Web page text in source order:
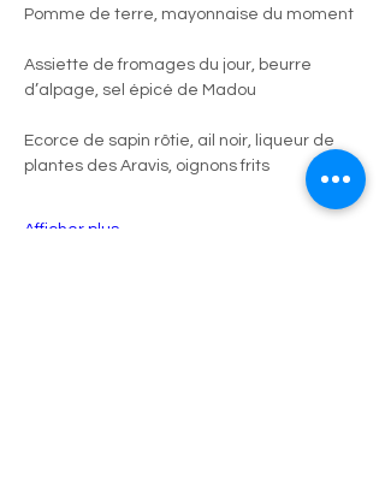
Pomme de terre, mayonnaise du moment
Assiette de fromages du jour, beurre
d’alpage, sel épicé de Madou
Ecorce de sapin rôtie, ail noir, liqueur de
plantes des Aravis, oignons frits
Afficher plus